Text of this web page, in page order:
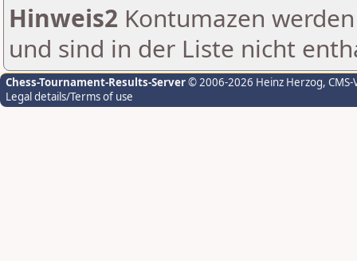
Hinweis2 Kontumazen
und sind in der Liste nicht
Chess-Tournament-Results-Server© 2006-2026 Heinz Herzog,
Legal details/Terms of use